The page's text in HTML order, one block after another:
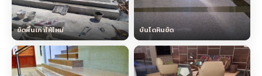
ขัดพื้นเก่าให้ใหม่ บันไดหินขัด